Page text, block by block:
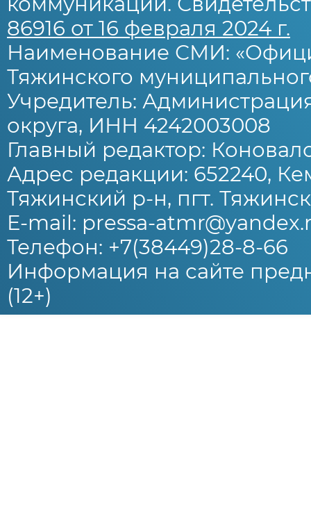
86916 от 16 февраля 2024 г.
Наименование СМИ:
Тяжинского
Учредитель:
округа, ИНН 4242003008
Главный редактор:
Адрес редакции: 652240,
Тяжинский р-н, пгт.
E-mail: pressa-
Телефон: +7(38449)28-8-66
Информация на сайте
(12+)